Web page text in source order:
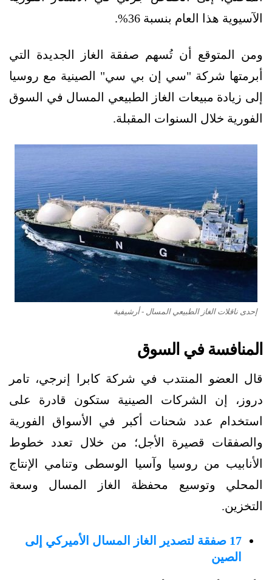
الآسيوية هذا العام بنسبة 36%.
ومن المتوقع أن تُسهم صفقة الغاز الجديدة التي
أبرمتها شركة "سي إن بي سي" الصينية مع روسيا
إلى زيادة مبيعات الغاز الطبيعي المسال في السوق
الفورية خلال السنوات المقبلة.
إحدى ناقلات الغاز الطبيعي المسال - أرشيفية
المنافسة في السوق
قال العضو المنتدب في شركة كابرا إنرجي، تامر
دروز، إن الشركات الصينية ستكون قادرة على
استخدام عدد شحنات أكبر في الأسواق الفورية
والصفقات قصيرة الأجل؛ من خلال تعدد خطوط
الأنابيب من روسيا وآسيا الوسطى وتنامي الإنتاج
المحلي وتوسيع محفظة الغاز المسال وسعة
التخزين.
17 صفقة لتصدير الغاز المسال الأميركي إلى
الصين